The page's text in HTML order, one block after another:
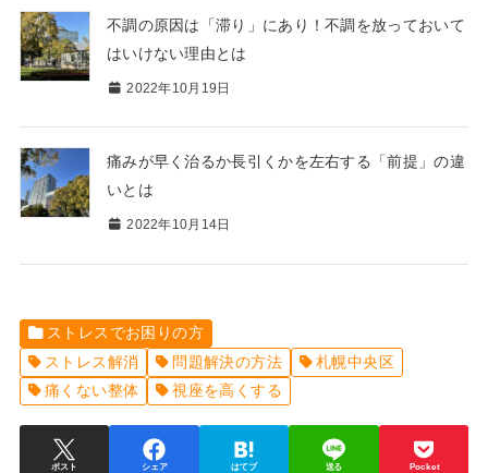
不調の原因は「滞り」にあり！不調を放っておいて
はいけない理由とは
2022年10月19日
痛みが早く治るか長引くかを左右する「前提」の違
いとは
2022年10月14日
ストレスでお困りの方
ストレス解消
問題解決の方法
札幌中央区
痛くない整体
視座を高くする
ポスト シェア はてブ 送る Pocket